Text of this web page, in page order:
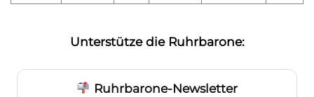
Unterstütze die Ruhrbarone:
Ruhrbarone-Newsletter